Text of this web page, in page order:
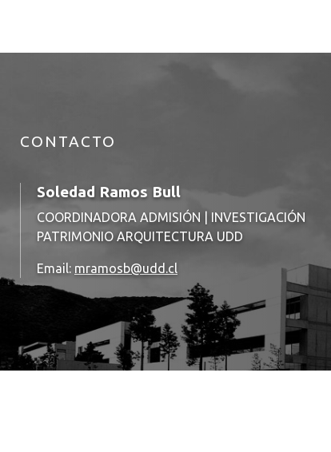
CONTACTO
Soledad Ramos Bull
COORDINADORA ADMISIÓN | INVESTIGACIÓN
PATRIMONIO ARQUITECTURA UDD
Email: mramosb@udd.cl